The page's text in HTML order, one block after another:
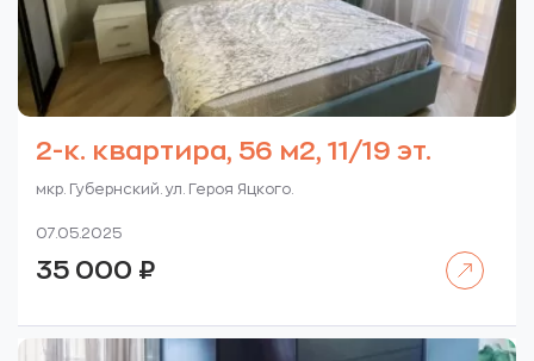
2-к. квартира, 56 м2, 11/19 эт.
мкр. Губернский. ул. Героя Яцкого.
07.05.2025
35 000 ₽